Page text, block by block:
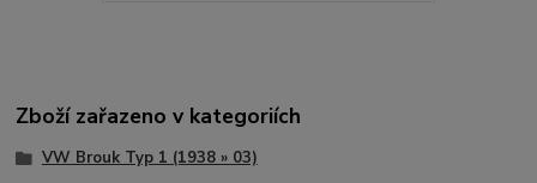
Zboží zařazeno v kategoriích
VW Brouk Typ 1 (1938 » 03)